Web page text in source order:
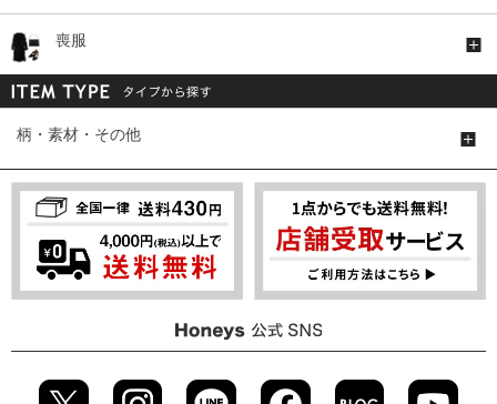
喪服
柄・素材・その他